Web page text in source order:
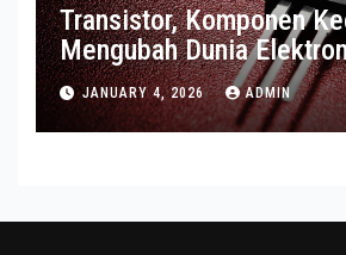
Transistor, Komponen
Mengubah Dunia
Modern
JANUARY 4, 2026 ADMIN